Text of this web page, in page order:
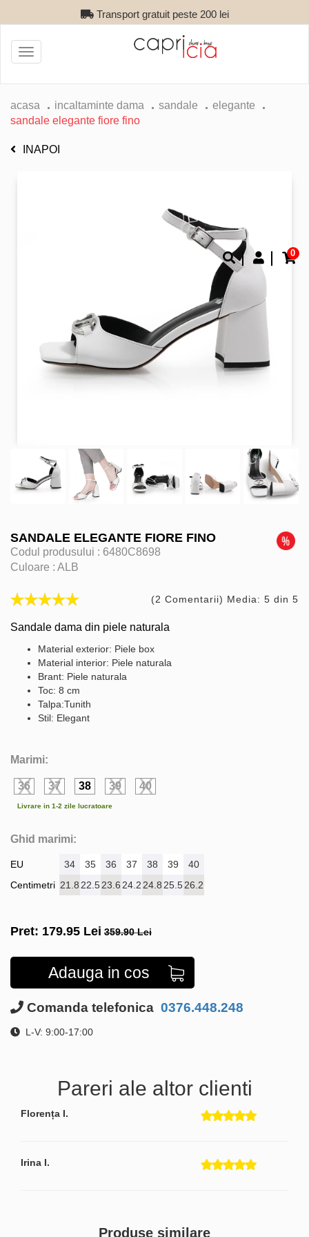
Transport gratuit peste 200 lei
0
Toggle
navigation
acasa incaltaminte dama sandale
elegante
sandale elegante fiore fino
INAPOI
SANDALE ELEGANTE FIORE FINO
Codul produsului : 6480C8698
Culoare : ALB
(2 Comentarii) Media: 5 din 5
Sandale dama din piele naturala
Material exterior: Piele box
Material interior: Piele naturala
Brant: Piele naturala
Toc: 8 cm
Talpa:Tunith
Stil: Elegant
Marimi:
36 37 38 39 40
Livrare in 1-2 zile lucratoare
Ghid marimi:
EU
Centimetri
34 35 36 37 38 39
40
21.8 22.523.6 24.2 24.8 25.526.2
Pret: 179.95 Lei 359.90 Lei
Adauga in cos
Comanda telefonica 0376.448.248
L-V: 9:00-17:00
Pareri ale altor clienti
Florența I.
Irina I.
Produse similare